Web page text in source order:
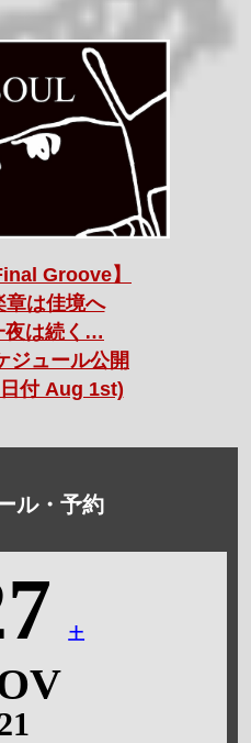
Groove】
章は佳境へ
夜は続く…
ジュール公開
付 Aug 1st)
ル・予約
土